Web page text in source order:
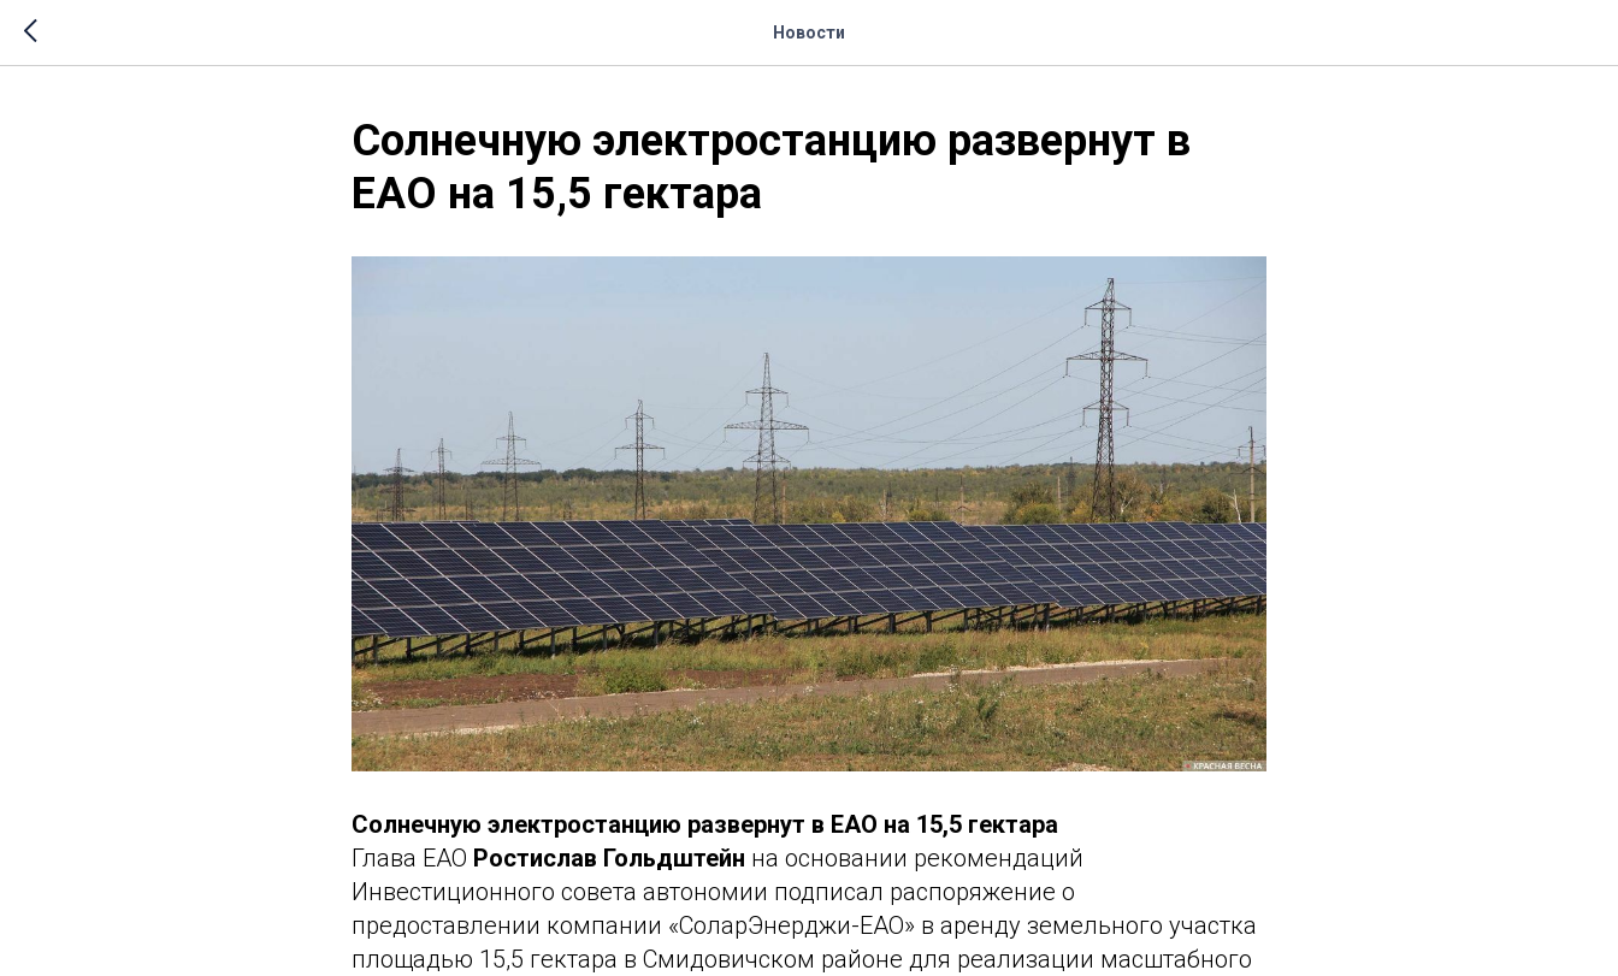
Новости
Солнечную электростанцию развернут в
ЕАО на 15,5 гектара
Солнечную электростанцию развернут в ЕАО на 15,5 гектара
Глава ЕАО Ростислав Гольдштейн на основании рекомендаций
Инвестиционного совета автономии подписал распоряжение о
предоставлении компании «СоларЭнерджи-ЕАО» в аренду земельного участка
площадью 15,5 гектара в Смидовичском районе для реализации масштабного